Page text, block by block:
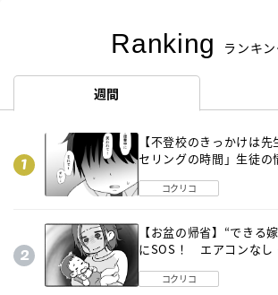
Ranking ランキ
週間
【不登校のきっかけは
セリングの時間」生徒の
コクリコ
【お盆の帰省】“できる
にSOS！ エアコンなし
コクリコ